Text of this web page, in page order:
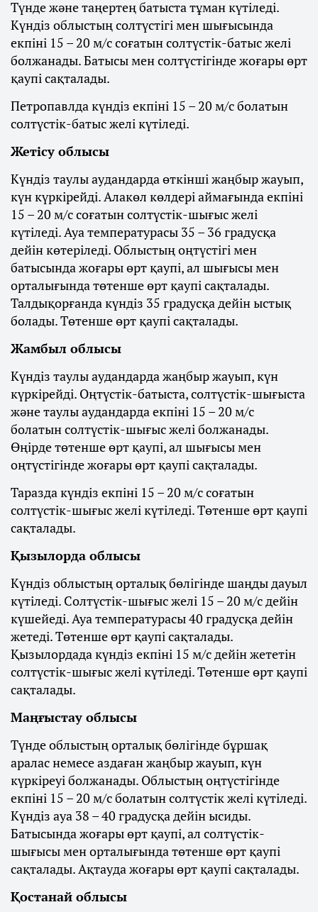
Түнде және таңертең батыста тұман күтіледі.
Күндіз облыстың солтүстігі мен шығысында
екпіні 15 – 20 м/с соғатын солтүстік-батыс желі
болжанады. Батысы мен солтүстігінде жоғары өрт
қаупі сақталады.
Петропавлда күндіз екпіні 15 – 20 м/с болатын
солтүстік-батыс желі күтіледі.
Жетісу облысы
Күндіз таулы аудандарда өткінші жаңбыр жауып,
күн күркірейді. Алакөл көлдері аймағында екпіні
15 – 20 м/с соғатын солтүстік-шығыс желі
күтіледі. Ауа температурасы 35 – 36 градусқа
дейін көтеріледі. Облыстың оңтүстігі мен
батысында жоғары өрт қаупі, ал шығысы мен
орталығында төтенше өрт қаупі сақталады.
Талдықорғанда күндіз 35 градусқа дейін ыстық
болады. Төтенше өрт қаупі сақталады.
Жамбыл облысы
Күндіз таулы аудандарда жаңбыр жауып, күн
күркірейді. Оңтүстік-батыста, солтүстік-шығыста
және таулы аудандарда екпіні 15 – 20 м/с
болатын солтүстік-шығыс желі болжанады.
Өңірде төтенше өрт қаупі, ал шығысы мен
оңтүстігінде жоғары өрт қаупі сақталады.
Таразда күндіз екпіні 15 – 20 м/с соғатын
солтүстік-шығыс желі күтіледі. Төтенше өрт қаупі
сақталады.
Қызылорда облысы
Күндіз облыстың орталық бөлігінде шаңды дауыл
күтіледі. Солтүстік-шығыс желі 15 – 20 м/с дейін
күшейеді. Ауа температурасы 40 градусқа дейін
жетеді. Төтенше өрт қаупі сақталады.
Қызылордада күндіз екпіні 15 м/с дейін жететін
солтүстік-шығыс желі күтіледі. Төтенше өрт қаупі
сақталады.
Маңғыстау облысы
Түнде облыстың орталық бөлігінде бұршақ
аралас немесе аздаған жаңбыр жауып, күн
күркіреуі болжанады. Облыстың оңтүстігінде
екпіні 15 – 20 м/с болатын солтүстік желі күтіледі.
Күндіз ауа 38 – 40 градусқа дейін ысиды.
Батысында жоғары өрт қаупі, ал солтүстік-
шығысы мен орталығында төтенше өрт қаупі
сақталады. Ақтауда жоғары өрт қаупі сақталады.
Қостанай облысы